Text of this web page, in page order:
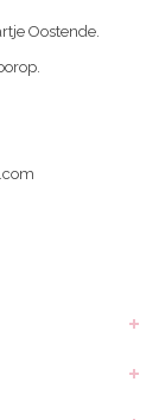
Oostende.